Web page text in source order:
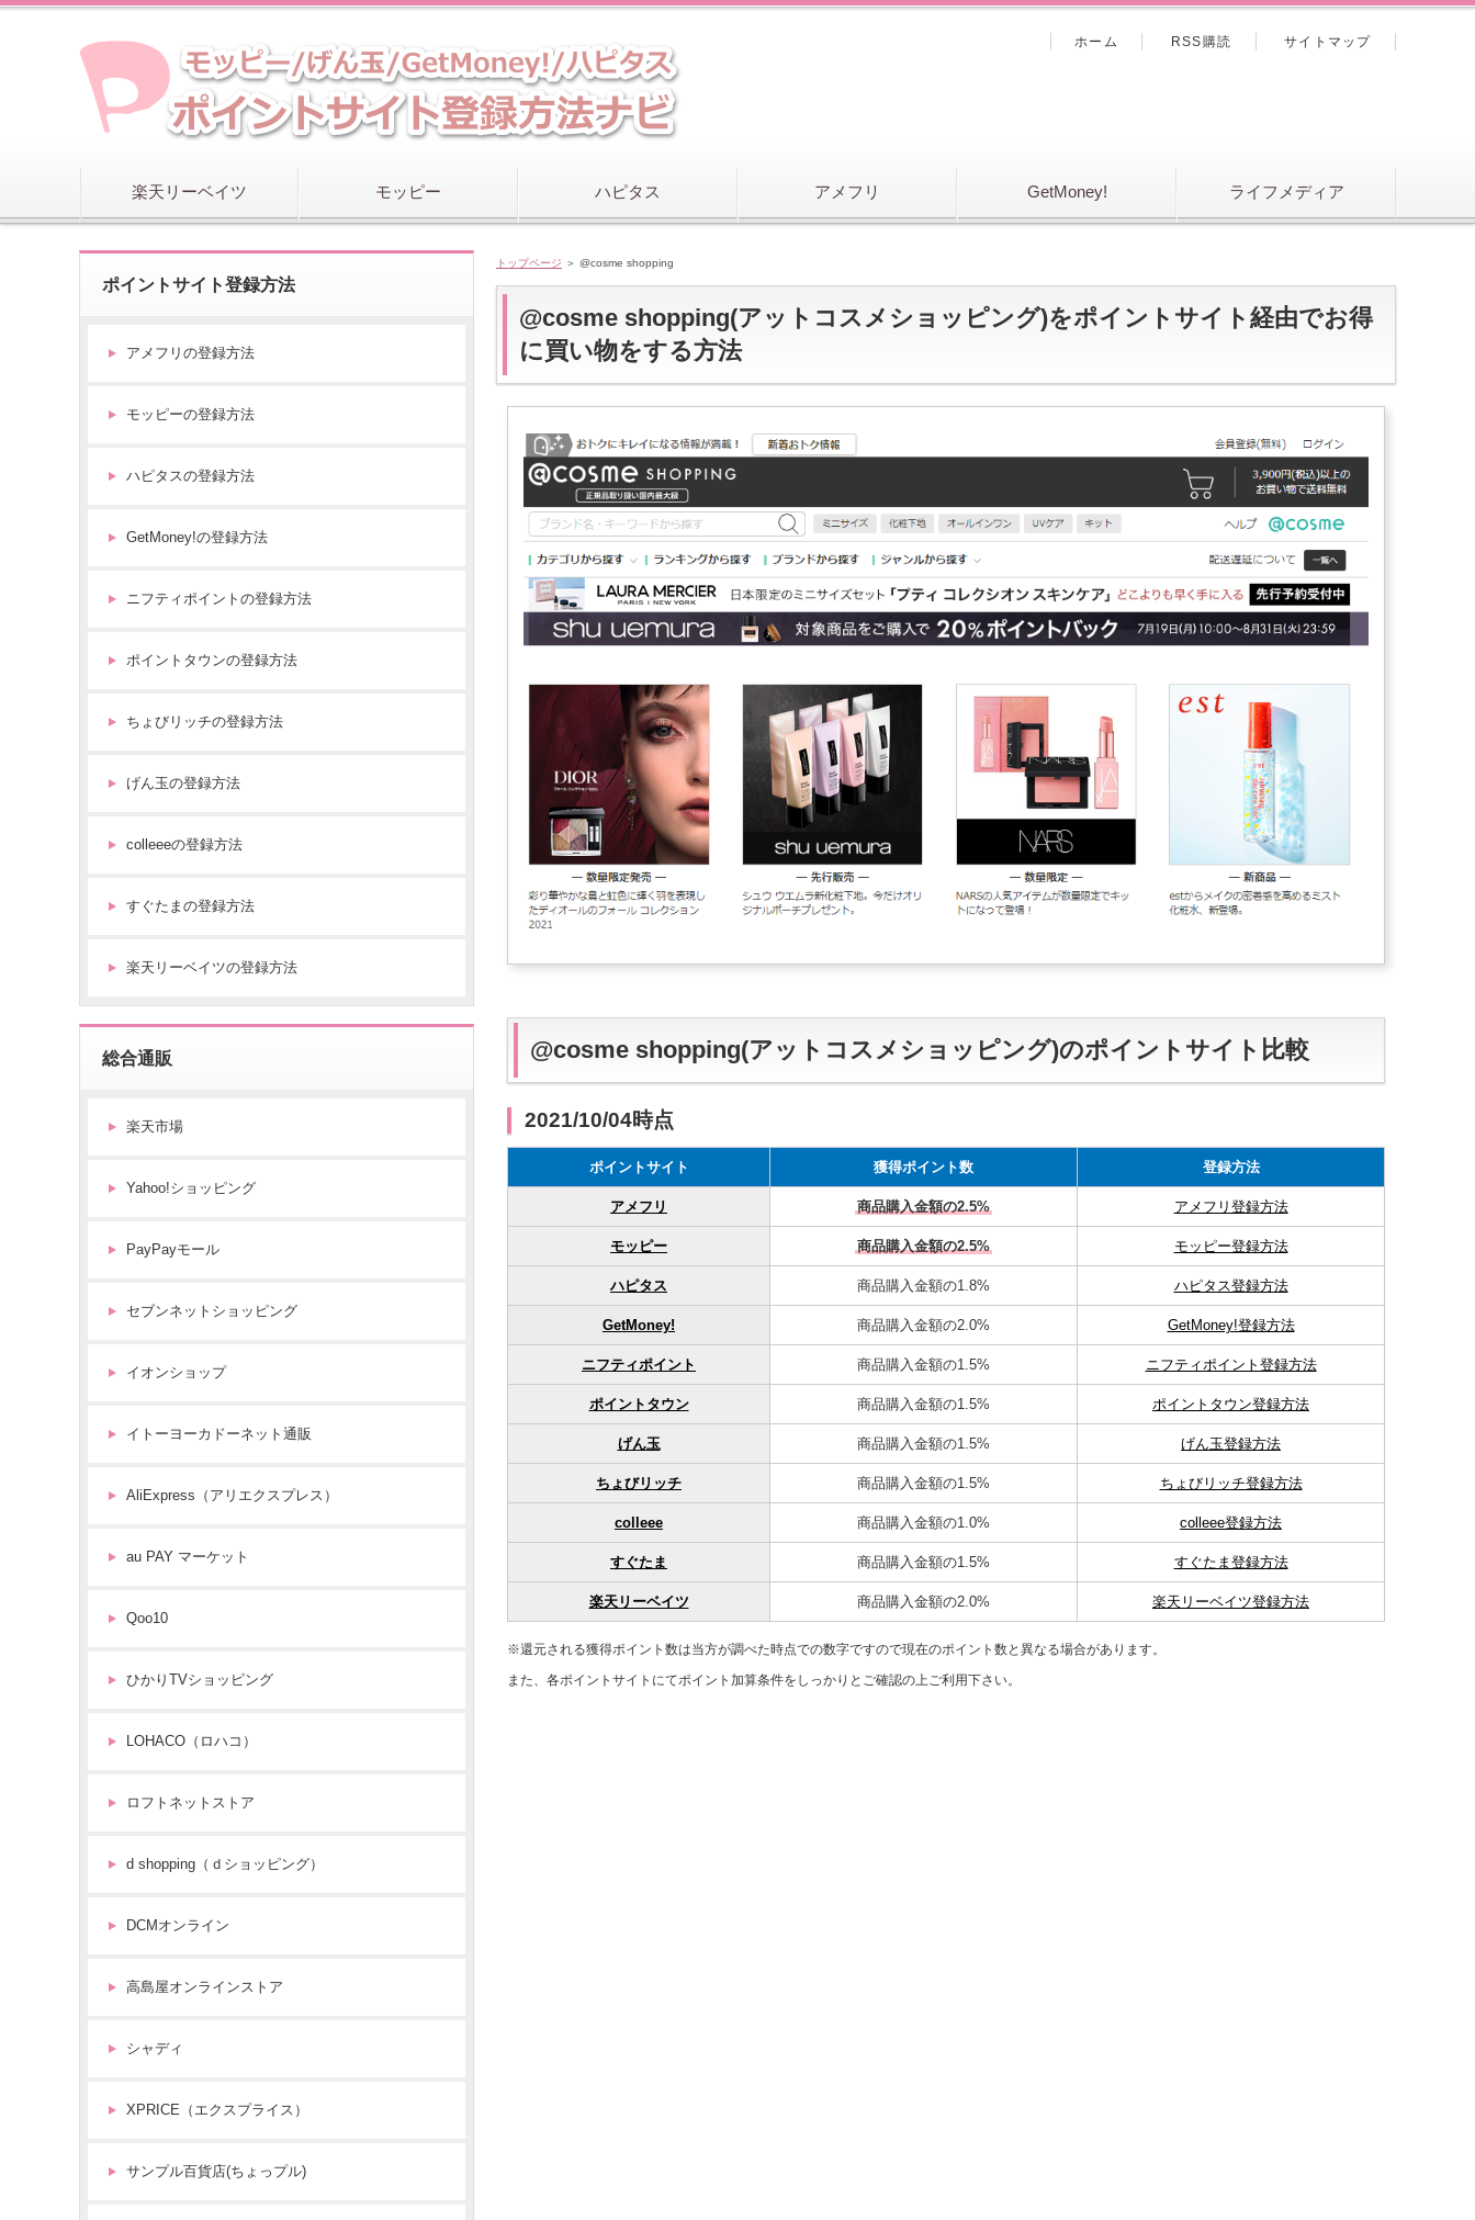
@
c
e
得
楽天リーベイツ モッピー ハピタス アメフリ GetMoney! ライフメディア
ホーム RSS購読 サイトマップ
トップページ ＞ @cosme shopping
@cosme shopping(アットコスメショッピング)をポイントサイト経由でお得
に買い物をする方法
@cosme shopping(アットコスメショッピング)のポイントサイト比較
2021/10/04時点
ポイントサイト 獲得ポイント数 登録方法
アメフリ 商品購入金額の2.5% アメフリ登録方法
モッピー 商品購入金額の2.5% モッピー登録方法
ハピタス 商品購入金額の1.8% ハピタス登録方法
GetMoney! 商品購入金額の2.0% GetMoney!登録方法
ニフティポイント 商品購入金額の1.5% ニフティポイント登録方法
ポイントタウン 商品購入金額の1.5% ポイントタウン登録方法
げん玉 商品購入金額の1.5% げん玉登録方法
ちょびリッチ 商品購入金額の1.5% ちょびリッチ登録方法
colleee 商品購入金額の1.0% colleee登録方法
すぐたま 商品購入金額の1.5% すぐたま登録方法
楽天リーベイツ 商品購入金額の2.0% 楽天リーベイツ登録方法
※還元される獲得ポイント数は当方が調べた時点での数字ですので現在のポイント数と異なる場合があります。
また、各ポイントサイトにてポイント加算条件をしっかりとご確認の上ご利用下さい。
ポイントサイト登録方法
アメフリの登録方法
モッピーの登録方法
ハピタスの登録方法
GetMoney!の登録方法
ニフティポイントの登録方法
ポイントタウンの登録方法
ちょびリッチの登録方法
げん玉の登録方法
colleeeの登録方法
すぐたまの登録方法
楽天リーベイツの登録方法
総合通販
楽天市場
Yahoo!ショッピング
PayPayモール
セブンネットショッピング
イオンショップ
イトーヨーカドーネット通販
AliExpress（アリエクスプレス）
au PAY マーケット
Qoo10
ひかりTVショッピング
LOHACO（ロハコ）
ロフトネットストア
d shopping（ｄショッピング）
DCMオンライン
高島屋オンラインストア
シャディ
XPRICE（エクスプライス）
サンプル百貨店(ちょっプル)